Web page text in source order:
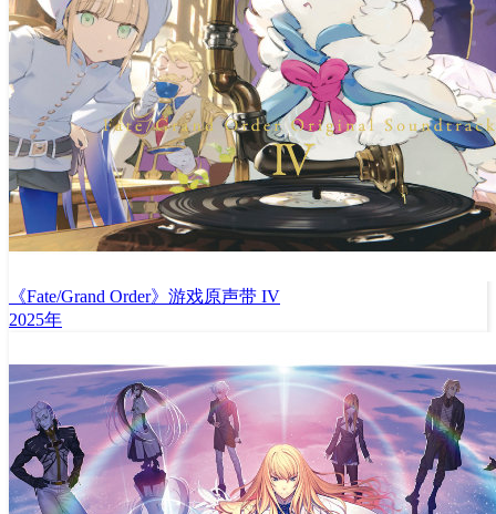
《Fate/Grand Order》游戏原声带 IV
2025年